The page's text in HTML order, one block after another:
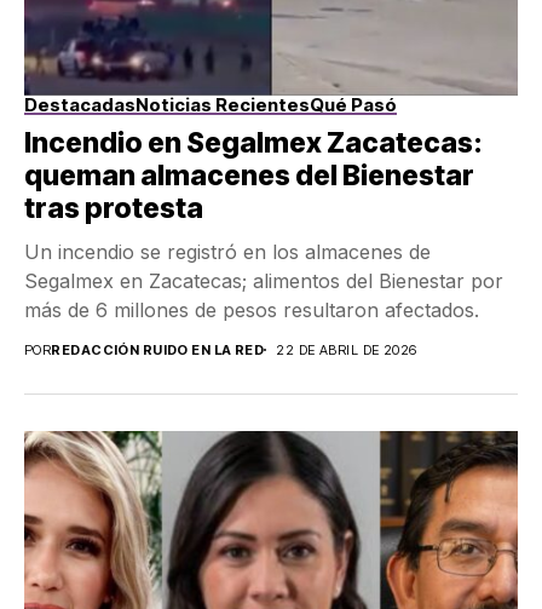
DestacadasNoticias RecientesQué Pasó
Incendio en Segalmex Zacatecas:
queman almacenes del Bienestar
tras protesta
Un incendio se registró en los almacenes de
Segalmex en Zacatecas; alimentos del Bienestar por
más de 6 millones de pesos resultaron afectados.
PORREDACCIÓN RUIDO EN LA RED 22 DE ABRIL DE 2026